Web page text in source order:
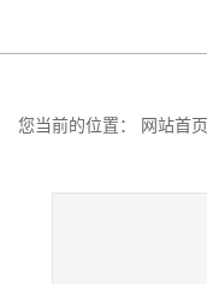
您当前的位置： 网站首页